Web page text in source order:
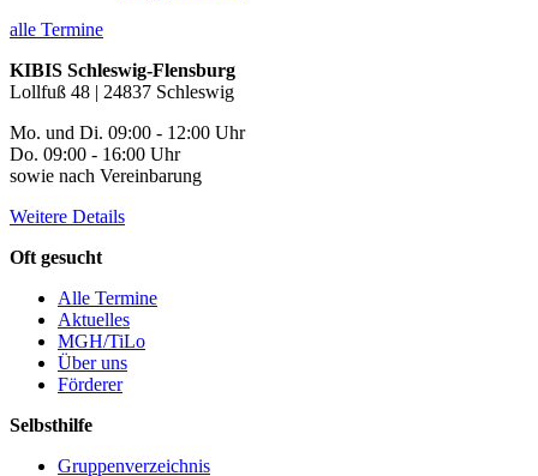
alle Termine
KIBIS Schleswig-Flensburg
Lollfuß 48 | 24837 Schleswig
Mo. und Di. 09:00 - 12:00 Uhr
Do. 09:00 - 16:00 Uhr
sowie nach Vereinbarung
Weitere Details
Oft gesucht
Alle Termine
Aktuelles
MGH/TiLo
Über uns
Förderer
Selbsthilfe
Gruppenverzeichnis